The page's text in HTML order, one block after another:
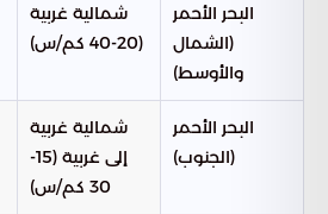
البحر الأحمر
(الشمال
والأوسط)
شمالية غربية
(20-40 كم/س)
البحر الأحمر
(الجنوب)
شمالية غربية
إلى غربية (15-
30 كم/س)